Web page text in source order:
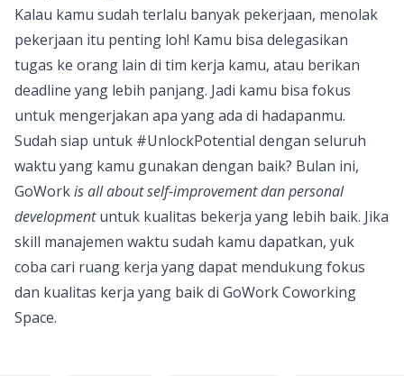
Kalau kamu sudah terlalu banyak pekerjaan, menolak
pekerjaan itu penting loh! Kamu bisa delegasikan
tugas ke orang lain di tim kerja kamu, atau berikan
deadline yang lebih panjang. Jadi kamu bisa fokus
untuk mengerjakan apa yang ada di hadapanmu.
Sudah siap untuk #UnlockPotential dengan seluruh
waktu yang kamu gunakan dengan baik? Bulan ini,
GoWorkis all about self-improvement dan personal
developmentuntuk kualitas bekerja yang lebih baik. Jika
skill manajemen waktu sudah kamu dapatkan, yuk
coba cari ruang kerja yang dapat mendukung fokus
dan kualitas kerja yang baik di GoWork Coworking
Space.